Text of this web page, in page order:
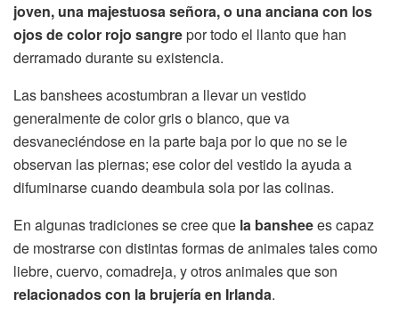
joven, una majestuosa señora, o una anciana con los
ojos de color rojo sangrepor todo el llanto que han
derramado durante su existencia.
Las banshees acostumbran a llevar un vestido
generalmente de color gris o blanco, que va
desvaneciéndose en la parte baja por lo que no se le
observan las piernas; ese color del vestido la ayuda a
difuminarse cuando deambula sola por las colinas.
En algunas tradiciones se cree que la bansheees capaz
de mostrarse con distintas formas de animales tales como
liebre, cuervo, comadreja, y otros animales que son
relacionados con la brujería en Irlanda.